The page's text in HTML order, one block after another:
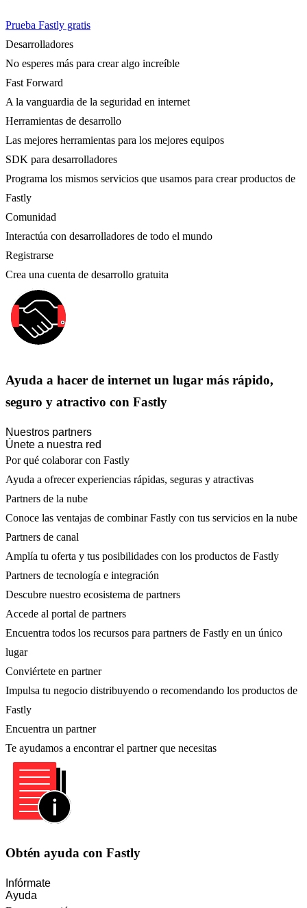
Prueba Fastly gratis
Desarrolladores
No esperes más para crear algo increíble
Fast Forward
A la vanguardia de la seguridad en internet
Herramientas de desarrollo
Las mejores herramientas para los mejores equipos
SDK para desarrolladores
Programa los mismos servicios que usamos para crear productos de
Fastly
Comunidad
Interactúa con desarrolladores de todo el mundo
Registrarse
Crea una cuenta de desarrollo gratuita
Ayuda a hacer de internet un lugar más rápido,
seguro y atractivo con Fastly
Nuestros partners
Únete a nuestra red
Por qué colaborar con Fastly
Ayuda a ofrecer experiencias rápidas, seguras y atractivas
Partners de la nube
Conoce las ventajas de combinar Fastly con tus servicios en la nube
Partners de canal
Amplía tu oferta y tus posibilidades con los productos de Fastly
Partners de tecnología e integración
Descubre nuestro ecosistema de partners
Accede al portal de partners
Encuentra todos los recursos para partners de Fastly en un único
lugar
Conviértete en partner
Impulsa tu negocio distribuyendo o recomendando los productos de
Fastly
Encuentra un partner
Te ayudamos a encontrar el partner que necesitas
Obtén ayuda con Fastly
Infórmate
Ayuda